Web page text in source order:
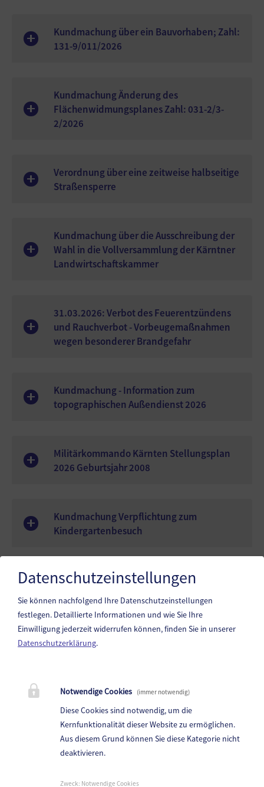
Kundmachung über ein Bauvorhaben; Zahl:
131-9/011/2026
Kundmachung Änderung des
Flächenwidmungsplanes Zahl: 031-2/3-
2/2026
Verordnung über eine zeitweise halbseitige
Straßensperre
Kundmachung über die Ausschreibung der
Wahl in die Vollversammlung der Kärntner
Landwirtschaftskammer
31.03.2026: Verbot des Feuerentzündens
und Rauchverbot - Vorbeugemaßnahmen
wegen besonderer Brandgefahr
Kundmachung - Information zum
topographischen Außendienst 2026
Militärkommando Kärnten Stellungsplan
2026 Geburtsjahr 2008
Kundmachung Verpflichtung zum
Kindergartenbesuch
Ständige Kundmachung gemäß § 13 AVG
Telefon:+43 4359/2221-0
Fax: +43 4359/2221-24
E-Mail:reichenfels@ktn.gde.at
Heute,8:00 - 12:00 Uhr
Datenschutzeinstellungen
Sie können nachfolgend Ihre Datenschutzeinstellungen
festlegen. Detaillierte Informationen und wie Sie Ihre
Einwilligung jederzeit widerrufen können, finden Sie in unserer
Datenschutzerklärung.
Notwendige Cookies (immer notwendig)
Diese Cookies sind notwendig, um die
Kernfunktionalität dieser Website zu ermöglichen.
Aus diesem Grund können Sie diese Kategorie nicht
deaktivieren.
Zweck: Notwendige Cookies